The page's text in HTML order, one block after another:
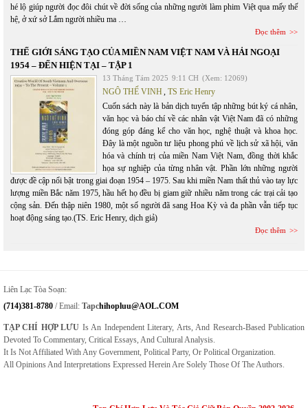
hé lộ giúp người đọc đôi chút về đời sống của những người làm phim Việt qua mấy thế
hệ, ở xứ sở Lắm người nhiều ma …
Đọc thêm
THẾ GIỚI SÁNG TẠO CỦA MIỀN NAM VIỆT NAM VÀ HẢI NGOẠI
1954 – ĐẾN HIỆN TẠI – TẬP 1
13 Tháng Tám 2025 9:11 CH (Xem: 12069)
NGÔ THẾ VINH, TS Eric Henry
Cuốn sách này là bản dịch tuyển tập những bút ký cá nhân,
văn học và báo chí về các nhân vật Việt Nam đã có những
đóng góp đáng kể cho văn học, nghệ thuật và khoa học.
Đây là một nguồn tư liệu phong phú về lịch sử xã hội, văn
hóa và chính trị của miền Nam Việt Nam, đồng thời khắc
họa sự nghiệp của từng nhân vật. Phần lớn những người
được đề cập nổi bật trong giai đoạn 1954 – 1975. Sau khi miền Nam thất thủ vào tay lực
lượng miền Bắc năm 1975, hầu hết họ đều bị giam giữ nhiều năm trong các trại cải tạo
cộng sản. Đến thập niên 1980, một số người đã sang Hoa Kỳ và đa phần vẫn tiếp tục
hoạt động sáng tạo.(TS. Eric Henry, dịch giả)
Đọc thêm
Liên Lạc Tòa Soạn:
(714)381-8780 / Email: TapcHihopluu@AOL.COM
TẠP CHÍ HỢP LƯU Is An Independent Literary, Arts, And Research-Based Publication
Devoted To Commentary, Critical Essays, And Cultural Analysis.
It Is Not Affiliated With Any Government, Political Party, Or Political Organization.
All Opinions And Interpretations Expressed Herein Are Solely Those Of The Authors.